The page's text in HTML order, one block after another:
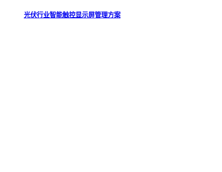
光伏行业智能触控显示屏管理方案